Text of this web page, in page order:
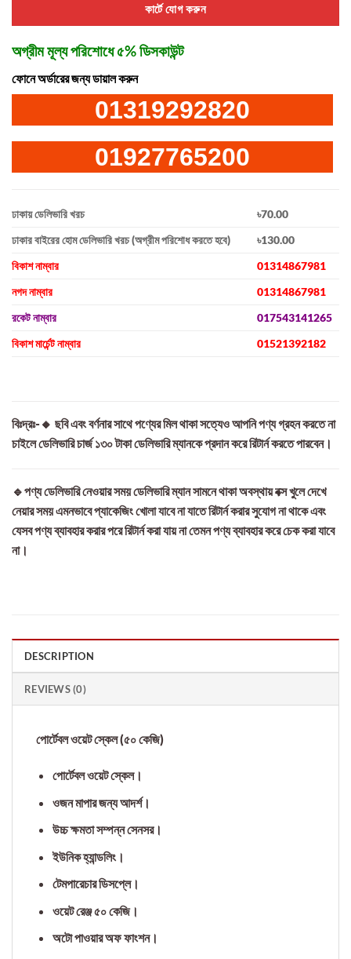
কার্টে যোগ করুন
অগ্রীম মূল্য পরিশোধে ৫% ডিসকাউন্ট
ফোনে অর্ডারের জন্য ডায়াল করুন
01319292820
01927765200
ঢাকায় ডেলিভারি খরচ
৳70.00
ঢাকার বাইরের হোম ডেলিভারি খরচ (অগ্রীম পরিশোধ করতে হবে)
৳130.00
বিকাশ নাম্বার
01314867981
নগদ নাম্বার
01314867981
রকেট নাম্বার
017543141265
বিকাশ মার্চেন্ট নাম্বার
01521392182
বিঃদ্রঃ-🔸 ছবি এবং বর্ণনার সাথে পণ্যের মিল থাকা সত্যেও আপনি পণ্য গ্রহন করতে না
চাইলে ডেলিভারি চার্জ ১৩০ টাকা ডেলিভারি ম্যানকে প্রদান করে রিটার্ন করতে পারবেন।
🔹পণ্য ডেলিভারি নেওয়ার সময় ডেলিভারি ম্যান সামনে থাকা অবস্থায় বক্স খুলে দেখে
নেয়ার সময় এমনভাবে প্যাকেজিং খোলা যাবে না যাতে রিটার্ন করার সুযোগ না থাকে এবং
যেসব পণ্য ব্যাবহার করার পরে রিটার্ন করা যায় না তেমন পণ্য ব্যাবহার করে চেক করা যাবে
না।
DESCRIPTION
REVIEWS (0)
পোর্টেবল ওয়েট স্কেল (৫০ কেজি)
পোর্টেবল ওয়েট স্কেল।
ওজন মাপার জন্য আদর্শ।
উচ্চ ক্ষমতা সম্পন্ন সেনসর।
ইউনিক হ্যান্ডলিং।
টেমপারেচার ডিসপ্লে।
ওয়েট রেঞ্জ ৫০ কেজি।
অটো পাওয়ার অফ ফাংশন।